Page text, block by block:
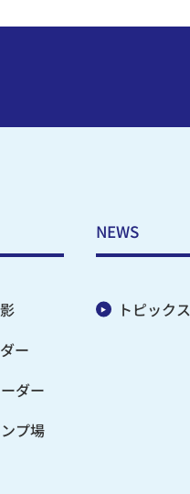
ー
ダー
プ場
NEWS
トピックス